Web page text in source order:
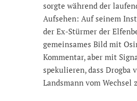
sorgte während der
Aufsehen: Auf seinem
der Ex-Stürmer der
gemeinsames Bild mit
Kommentar, aber mit
spekulieren, dass Drogba
Landsmann vom Wechsel